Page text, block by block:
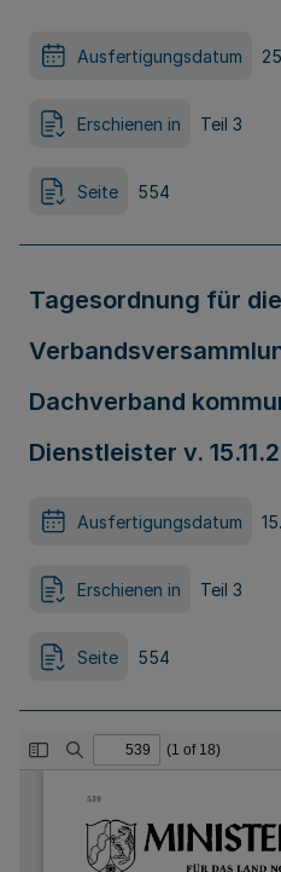
Ausfertigungsdatum
Erschienen in Teil 3
Seite 554
Tagesordnung für
Dachverband
Dienstleister v.
Ausfertigungsdatum
Erschienen in Teil 3
Seite 554